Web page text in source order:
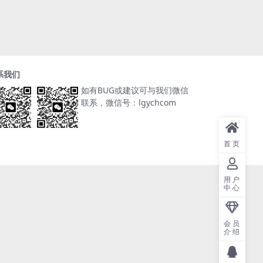
我们
如有BUG或建议可与我们微信
联系，微信号：lgychcom
首页
用户
中心
会员
介绍